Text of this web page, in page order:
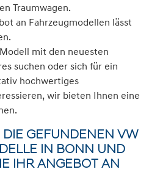
Traumwagen.
an Fahrzeugmodellen lässt
mit den neuesten
suchen oder sich für ein
hochwertiges
wir bieten Ihnen eine
DIE GEFUNDENEN VW
IN BONN UND
IHR ANGEBOT AN